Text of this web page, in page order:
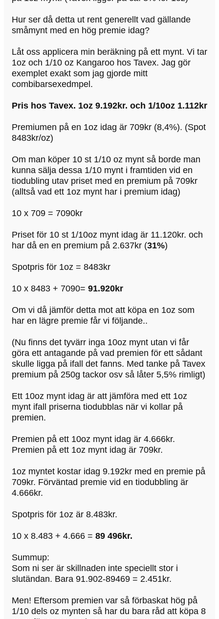
Hur ser då detta ut rent generellt vad gällande
småmynt med en hög premie idag?
Låt oss applicera min beräkning på ett mynt. Vi tar
1oz och 1/10 oz Kangaroo hos Tavex. Jag gör
exemplet exakt som jag gjorde mitt
combibarsexedmpel.
Pris hos Tavex. 1oz 9.192kr. och 1/10oz 1.112kr
Premiumen på en 1oz idag är 709kr (8,4%). (Spot
8483kr/oz)
Om man köper 10 st 1/10 oz mynt så borde man
kunna sälja dessa 1/10 mynt i framtiden vid en
tiodubling utav priset med en premium på 709kr
(alltså vad ett 1oz mynt har i premium idag)
10 x 709 = 7090kr
Priset för 10 st 1/10oz mynt idag är 11.120kr. och
har då en en premium på 2.637kr (31%)
Spotpris för 1oz = 8483kr
10 x 8483 + 7090= 91.920kr
Om vi då jämför detta mot att köpa en 1oz som
har en lägre premie får vi följande..
(Nu finns det tyvärr inga 10oz mynt utan vi får
göra ett antagande på vad premien för ett sådant
skulle ligga på ifall det fanns. Med tanke på Tavex
premium på 250g tackor osv så låter 5,5% rimligt)
Ett 10oz mynt idag är att jämföra med ett 1oz
mynt ifall priserna tiodubblas när vi kollar på
premien.
Premien på ett 10oz mynt idag är 4.666kr.
Premien på ett 1oz mynt idag är 709kr.
1oz myntet kostar idag 9.192kr med en premie på
709kr. Förväntad premie vid en tiodubbling är
4.666kr.
Spotpris för 1oz är 8.483kr.
10 x 8.483 + 4.666 = 89 496kr.
Summup:
Som ni ser är skillnaden inte speciellt stor i
slutändan. Bara 91.902-89469 = 2.451kr.
Men! Eftersom premien var så förbaskat hög på
1/10 dels oz mynten så har du bara råd att köpa 8